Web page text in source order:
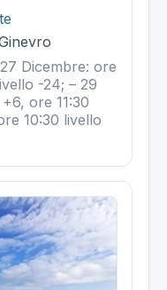
Dicembre: ore
-24; – 29
ore 11:30
10:30 livello